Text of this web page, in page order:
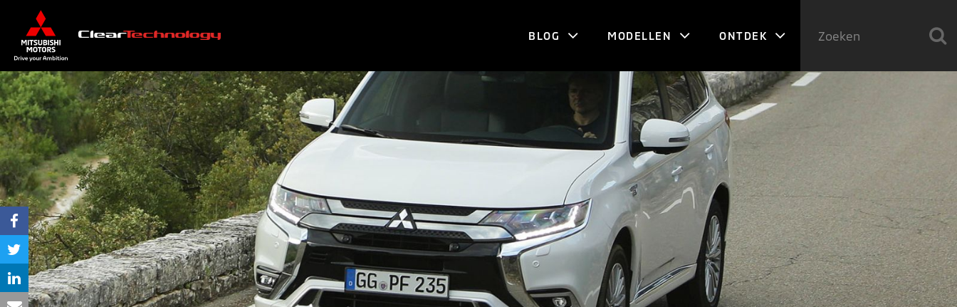
BLOG MODELLEN ONTDEK